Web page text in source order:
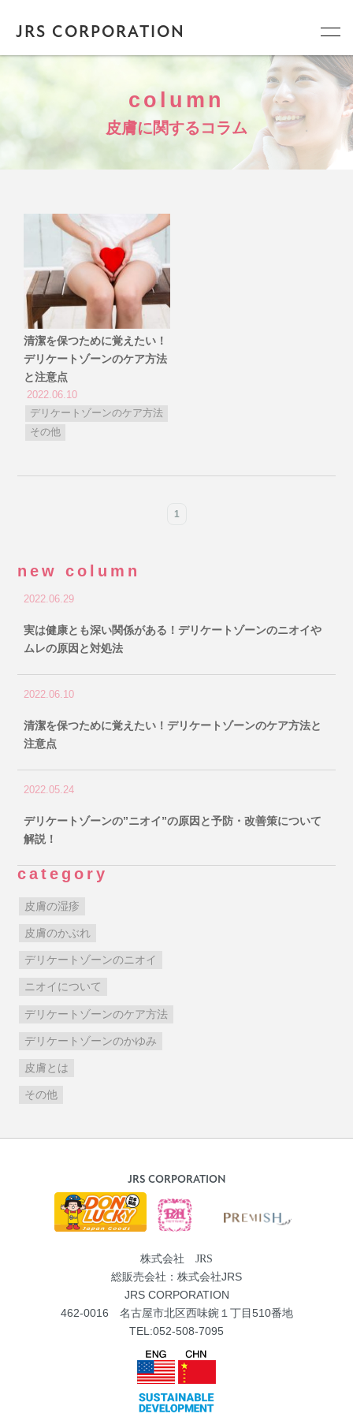
JRS CORPORATION
column
皮膚に関するコラム
清潔を保つために覚えたい！
デリケートゾーンのケア方法
と注意点
2022.06.10
デリケートゾーンのケア方法
その他
1
new column
2022.06.29
実は健康とも深い関係がある！デリケートゾーンのニオイや
ムレの原因と対処法
2022.06.10
清潔を保つために覚えたい！デリケートゾーンのケア方法と
注意点
2022.05.24
デリケートゾーンの”ニオイ”の原因と予防・改善策について
解説！
category
皮膚の湿疹
皮膚のかぶれ
デリケートゾーンのニオイ
ニオイについて
デリケートゾーンのケア方法
デリケートゾーンのかゆみ
皮膚とは
その他
JRS CORPORATION
株式会社 JRS
総販売会社：株式会社JRS
JRS CORPORATION
462-0016 名古屋市北区西味鋺１丁目510番地
TEL:052-508-7095